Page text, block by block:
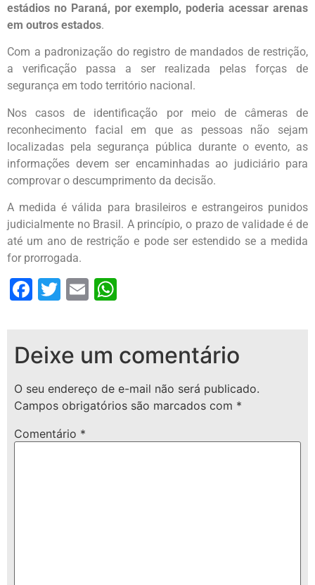
estádios no Paraná, por exemplo, poderia acessar arenas
em outros estados.
Com a padronização do registro de mandados de restrição,
a verificação passa a ser realizada pelas forças de
segurança em todo território nacional.
Nos casos de identificação por meio de câmeras de
reconhecimento facial em que as pessoas não sejam
localizadas pela segurança pública durante o evento, as
informações devem ser encaminhadas ao judiciário para
comprovar o descumprimento da decisão.
A medida é válida para brasileiros e estrangeiros punidos
judicialmente no Brasil. A princípio, o prazo de validade é de
até um ano de restrição e pode ser estendido se a medida
for prorrogada.
Facebook
Twitter
Email
Deixe um comentário
O seu endereço de e-mail não será publicado.
Campos obrigatórios são marcados com *
Comentário *